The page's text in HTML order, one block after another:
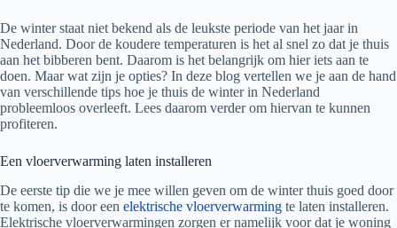
De winter staat niet bekend als de leukste periode van het jaar in
Nederland. Door de koudere temperaturen is het al snel zo dat je thuis
aan het bibberen bent. Daarom is het belangrijk om hier iets aan te
doen. Maar wat zijn je opties? In deze blog vertellen we je aan de hand
van verschillende tips hoe je thuis de winter in Nederland
probleemloos overleeft. Lees daarom verder om hiervan te kunnen
profiteren.
Een vloerverwarming laten installeren
De eerste tip die we je mee willen geven om de winter thuis goed door
te komen, is door een elektrische vloerverwarming te laten installeren.
Elektrische vloerverwarmingen zorgen er namelijk voor dat je woning